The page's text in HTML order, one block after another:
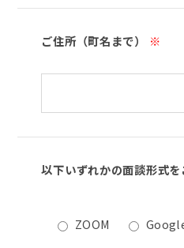
ご住所（町名まで） ※
以下いずれかの面談形式
ZOOM